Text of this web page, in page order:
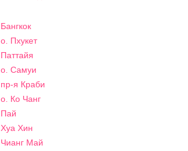
Бангкок
о. Пхукет
Паттайя
о. Самуи
пр-я Краби
о. Ко Чанг
Пай
Хуа Хин
Чианг Май